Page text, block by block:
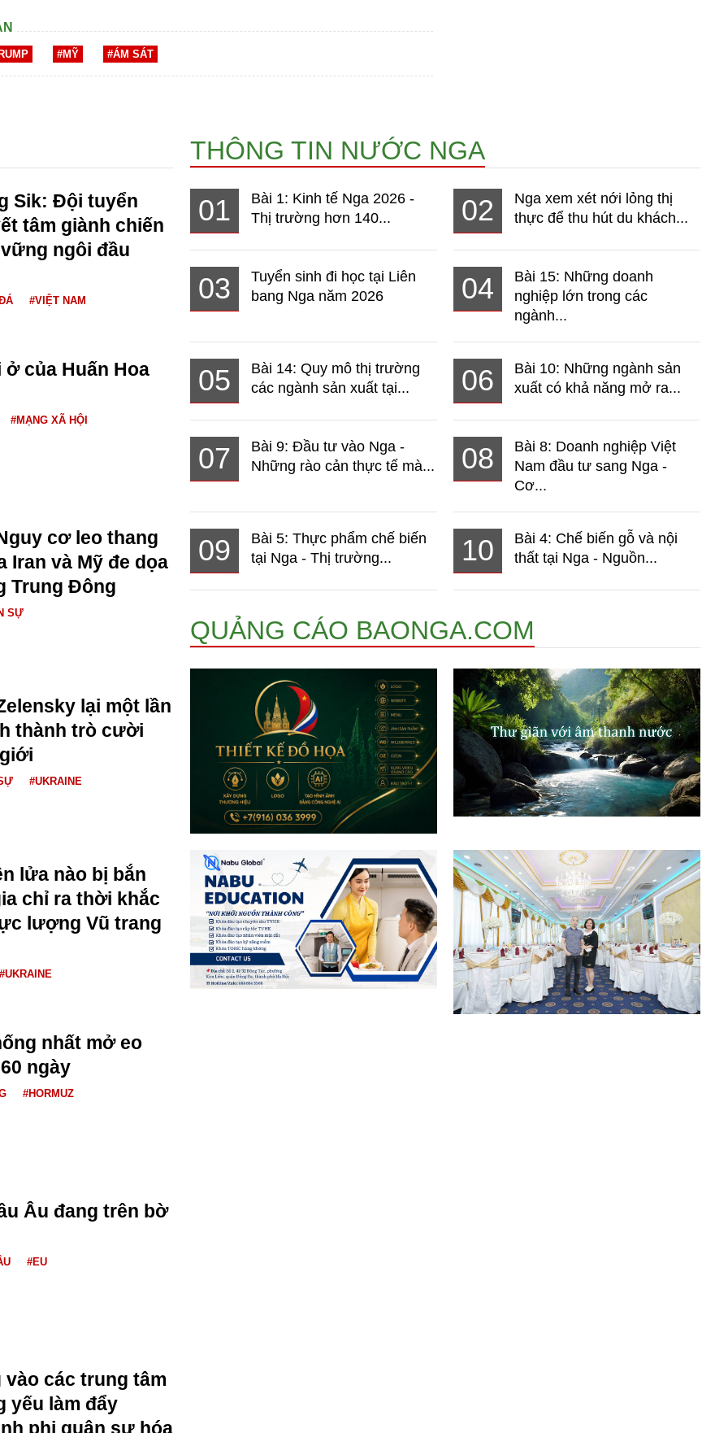
#MỸ #ÁM SÁT
Sik: Đội tuyển
tâm giành chiến
ngôi đầu
#VIỆT NAM
của Huấn Hoa
#MẠNG XÃ HỘI
cơ leo thang
Iran và Mỹ đe dọa
Trung Đông
SỰ
lại một lần
thành trò cười
#UKRAINE
lửa nào bị bắn
chỉ ra thời khắc
lượng Vũ trang
#UKRAINE
nhất mở eo
ngày
#HORMUZ
Âu đang trên bờ
#EU
vào các trung tâm
yếu làm đẩy
phi quân sự hóa
THÔNG TIN NƯỚC NGA
01
Bài 1: Kinh tế Nga 2026 -
Thị trường hơn 140...
02
Nga xem xét nới lỏng thị
thực để thu hút du khách...
03
Tuyển sinh đi học tại Liên
bang Nga năm 2026
04
Bài 15: Những doanh
nghiệp lớn trong các
ngành...
05
Bài 14: Quy mô thị trường
các ngành sản xuất tại...
06
Bài 10: Những ngành sản
xuất có khả năng mở ra...
07
Bài 9: Đầu tư vào Nga -
Những rào cản thực tế mà...
08
Bài 8: Doanh nghiệp Việt
Nam đầu tư sang Nga -
Cơ...
09
Bài 5: Thực phẩm chế biến
tại Nga - Thị trường...
10
Bài 4: Chế biến gỗ và nội
thất tại Nga - Nguồn...
QUẢNG CÁO BAONGA.COM